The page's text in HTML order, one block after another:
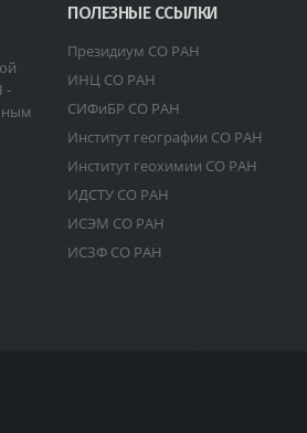
-
ПОЛЕЗНЫЕ ССЫЛКИ
Президиум СО РАН
ИНЦ СО РАН
СИФиБР СО РАН
Институт географии СО РАН
Институт геохимии СО РАН
ИДСТУ СО РАН
ИСЭМ СО РАН
ИСЗФ СО РАН